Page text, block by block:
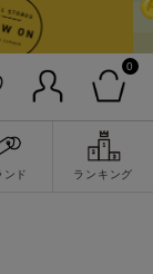
0
ンド ランキング